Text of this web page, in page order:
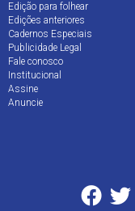
Edição para folhear
Edições anteriores
Cadernos Especiais
Publicidade Legal
Fale conosco
Institucional
Assine
Anuncie